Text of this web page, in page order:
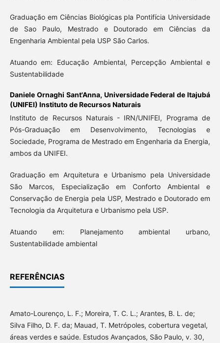
Graduação em Ciências Biológicas pla Pontifícia Universidade
de Sao Paulo, Mestrado e Doutorado em Ciências da
Engenharia Ambiental pela USP São Carlos.
Atuando em: Educação Ambiental, Percepção Ambiental e
Sustentabilidade
Daniele Ornaghi Sant'Anna, Universidade Federal de Itajubá
(UNIFEI) Instituto de Recursos Naturais
Instituto de Recursos Naturais - IRN/UNIFEI, Programa de
Pós-Graduação em Desenvolvimento, Tecnologias e
Sociedade, Programa de Mestrado em Engenharia da Energia,
ambos da UNIFEI.
Graduação em Arquitetura e Urbanismo pela Universidade
São Marcos, Especialização em Conforto Ambiental e
Conservação de Energia pela USP, Mestrado e Doutorado em
Tecnologia da Arquitetura e Urbanismo pela USP.
Atuando em: Planejamento ambiental urbano,
Sustentabilidade ambiental
REFERÊNCIAS
Amato-Lourenço, L. F.; Moreira, T. C. L.; Arantes, B. L. de;
Silva Filho, D. F. da; Mauad, T. Metrópoles, cobertura vegetal,
áreas verdes e saúde. Estudos Avançados, São Paulo, v. 30,